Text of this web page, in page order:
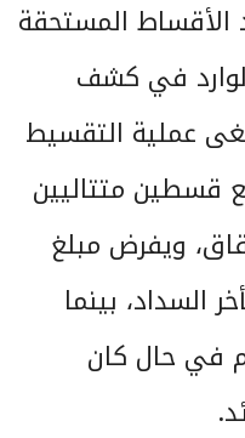
الأقساط المستحقة
في كشف
عملية التقسيط
قسطين متتاليين
ويفرض مبلغ
السداد، بينما
100 ج.م في حال كان